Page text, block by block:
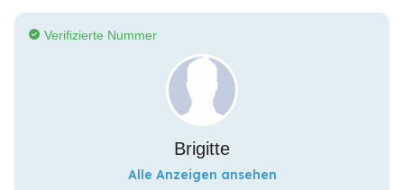
Verifizierte Nummer
Brigitte
Alle Anzeigen ansehen